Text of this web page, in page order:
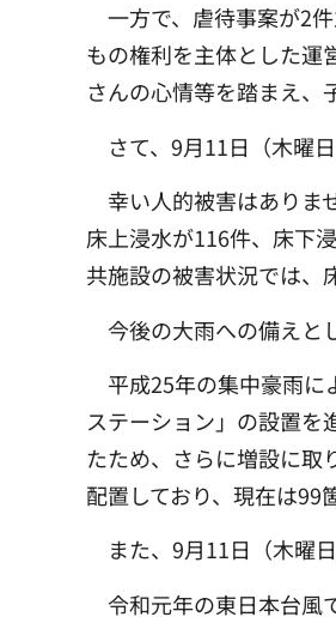
一方で、虐待事案が2
もの権利を主体とした運
さんの心情等を踏まえ、
さて、9月11日（木曜
幸い人的被害はありま
床上浸水が116件、床下
共施設の被害状況では、
今後の大雨への備えと
平成25年の集中豪雨に
ステーション」の設置を
たため、さらに増設に取
配置しており、現在は99
また、9月11日（木曜
令和元年の東日本台風